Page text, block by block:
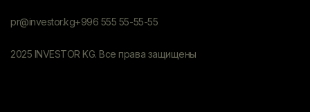
pr@investor.kg+996 555 55-55-55
2025 INVESTOR KG. Все права защищены